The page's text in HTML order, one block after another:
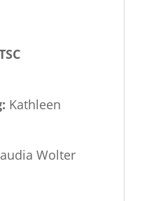
Kathleen
Wolter